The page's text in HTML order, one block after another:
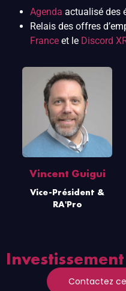
Agenda actualisé des
Relais des offres
France et le Discord
Vincent Guigui
Vice-Président &
RA'Pro
Contactez